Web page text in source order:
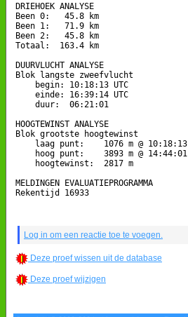
DRIEHOEK ANALYSE
Been 0:   45.8 km
Been 1:   71.9 km
Been 2:   45.8 km
Totaal:  163.4 km
DUURVLUCHT ANALYSE
Blok langste zweefvlucht
    begin: 10:18:13 UTC
    einde: 16:39:14 UTC
    duur:  06:21:01
HOOGTEWINST ANALYSE
Blok grootste hoogtewinst
laag punt:    1076 m @
hoog punt:    3893 m @
    hoogtewinst:  2817 m
MELDINGEN EVALUATIEPROGRAMMA
Rekentijd 16933
Log in om een reactie toe te voegen.
Deze proef wissen uit de database
Deze proef wijzigen